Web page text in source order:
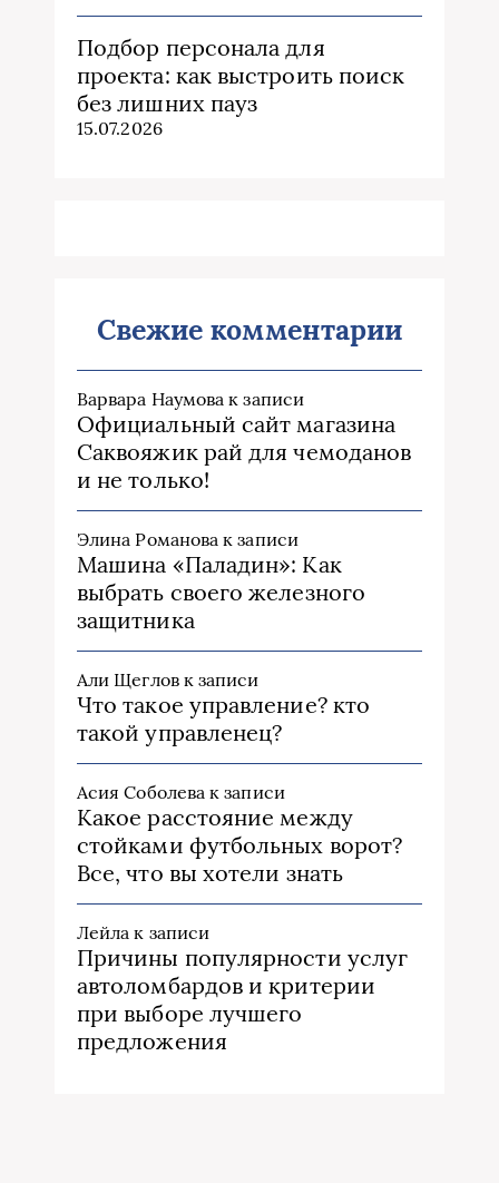
Подбор персонала для
проекта: как выстроить поиск
без лишних пауз
15.07.2026
Свежие комментарии
Варвара Наумова к записи
Официальный сайт магазина
Саквояжик рай для чемоданов
и не только!
Элина Романова к записи
Машина «Паладин»: Как
выбрать своего железного
защитника
Али Щегловк записи
Что такое управление? кто
такой управленец?
Асия Соболева к записи
Какое расстояние между
стойками футбольных ворот?
Все, что вы хотели знать
Лейла к записи
Причины популярности услуг
автоломбардов и критерии
при выборе лучшего
предложения